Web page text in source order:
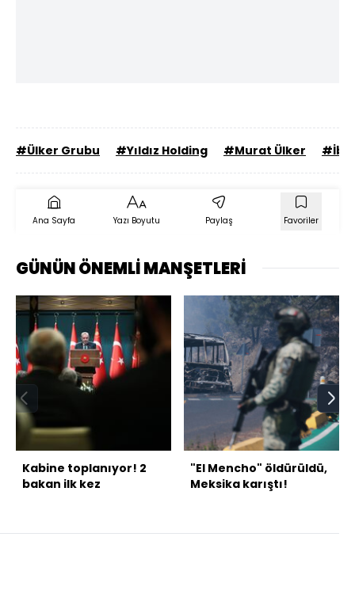
#Ülker Grubu #Yıldız Holding #Murat Ülker
Ana Sayfa Yazı Boyutu Paylaş Favoriler
GÜNÜN ÖNEMLİ MANŞETLERİ
Kabine toplanıyor! 2
bakan ilk kez
"El Mencho" öldürüldü,
Meksika karıştı!